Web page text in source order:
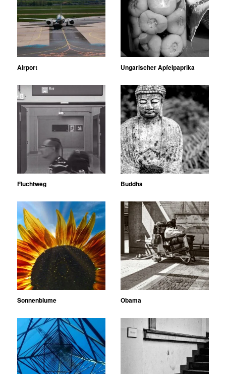
Airport Ungarischer Apfelpaprika
Fluchtweg Buddha
Sonnenblume Obama